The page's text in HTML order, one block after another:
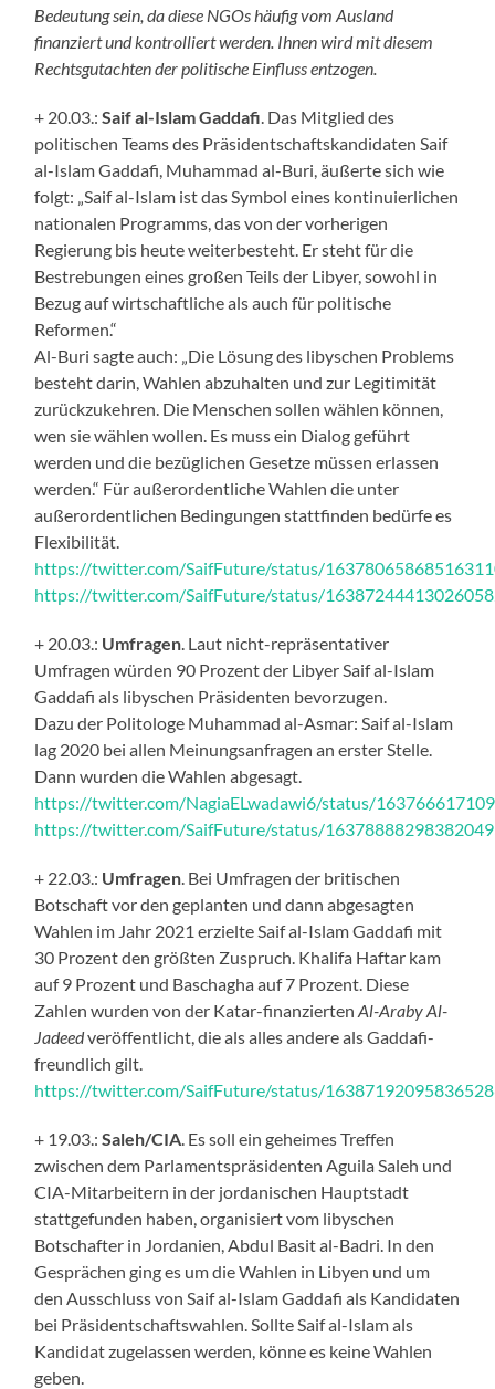
Bedeutung sein, da diese NGOs häufig vom Ausland
finanziert und kontrolliert werden. Ihnen wird mit diesem
Rechtsgutachten der politische Einfluss entzogen.
+ 20.03.:Saif al-Islam Gaddafi . Das Mitglied des
politischen Teams des Präsidentschaftskandidaten Saif
al-Islam Gaddafi, Muhammad al-Buri, äußerte sich wie
folgt: „Saif al-Islam ist das Symbol eines kontinuierlichen
nationalen Programms, das von der vorherigen
Regierung bis heute weiterbesteht. Er steht für die
Bestrebungen eines großen Teils der Libyer, sowohl in
Bezug auf wirtschaftliche als auch für politische
Reformen.“
Al-Buri sagte auch: „Die Lösung des libyschen Problems
besteht darin, Wahlen abzuhalten und zur Legitimität
zurückzukehren. Die Menschen sollen wählen können,
wen sie wählen wollen. Es muss ein Dialog geführt
werden und die bezüglichen Gesetze müssen erlassen
werden.“ Für außerordentliche Wahlen die unter
außerordentlichen Bedingungen stattfinden bedürfe es
Flexibilität.
https://twitter.com/SaifFuture/status/
https://twitter.com/SaifFuture/status/
+ 20.03.: Umfragen . Laut nicht-repräsentativer
Umfragen würden 90 Prozent der Libyer Saif al-Islam
Gaddafi als libyschen Präsidenten bevorzugen.
Dazu der Politologe Muhammad al-Asmar: Saif al-Islam
lag 2020 bei allen Meinungsanfragen an erster Stelle.
Dann wurden die Wahlen abgesagt.
https://twitter.com/NagiaELwadawi6/status/
https://twitter.com/SaifFuture/status/
+ 22.03.: Umfragen . Bei Umfragen der britischen
Botschaft vor den geplanten und dann abgesagten
Wahlen im Jahr 2021 erzielte Saif al-Islam Gaddafi mit
30 Prozent den größten Zuspruch. Khalifa Haftar kam
auf 9 Prozent und Baschagha auf 7 Prozent. Diese
Zahlen wurden von der Katar-finanziertenAl-Araby Al-
Jadeedveröffentlicht, die als alles andere als Gaddafi-
freundlich gilt.
https://twitter.com/SaifFuture/status/
+ 19.03.:Saleh/CIA . Es soll ein geheimes Treffen
zwischen dem Parlamentspräsidenten Aguila Saleh und
CIA-Mitarbeitern in der jordanischen Hauptstadt
stattgefunden haben, organisiert vom libyschen
Botschafter in Jordanien, Abdul Basit al-Badri. In den
Gesprächen ging es um die Wahlen in Libyen und um
den Ausschluss von Saif al-Islam Gaddafi als Kandidaten
bei Präsidentschaftswahlen. Sollte Saif al-Islam als
Kandidat zugelassen werden, könne es keine Wahlen
geben.